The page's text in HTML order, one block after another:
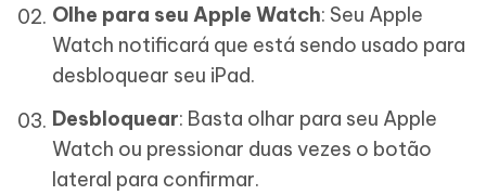
Olhe para seu Apple Watch: Seu Apple
Watch notificará que está sendo usado para
desbloquear seu iPad.
Desbloquear: Basta olhar para seu Apple
Watch ou pressionar duas vezes o botão
lateral para confirmar.